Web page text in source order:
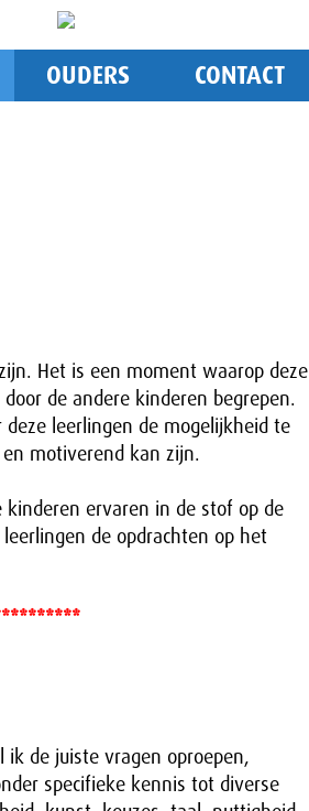
OUDERS CONTACT
Het is een moment waarop deze
de andere kinderen begrepen.
leerlingen de mogelijkheid te
motiverend kan zijn.
ervaren in de stof op de
de opdrachten op het
de juiste vragen oproepen,
specifieke kennis tot diverse